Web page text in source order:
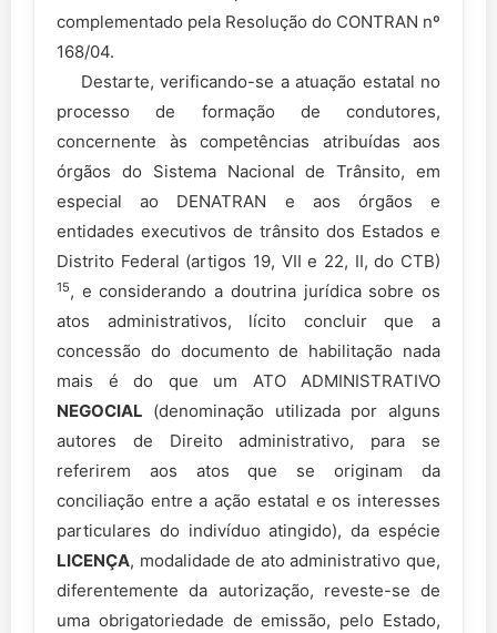
complementado pela Resolução do CONTRAN nº
168/04.
Destarte, verificando-se a atuação estatal no
processo de formação de condutores,
concernente às competências atribuídas aos
órgãos do Sistema Nacional de Trânsito, em
especial ao DENATRAN e aos órgãos e
entidades executivos de trânsito dos Estados e
Distrito Federal (artigos 19, VII e 22, II, do CTB)
15, e considerando a doutrina jurídica sobre os
atos administrativos, lícito concluir que a
concessão do documento de habilitação nada
mais é do que um ATO ADMINISTRATIVO
NEGOCIAL (denominação utilizada por alguns
autores de Direito administrativo, para se
referirem aos atos que se originam da
conciliação entre a ação estatal e os interesses
particulares do indivíduo atingido), da espécie
LICENÇA, modalidade de ato administrativo que,
diferentemente da autorização, reveste-se de
uma obrigatoriedade de emissão, pelo Estado,